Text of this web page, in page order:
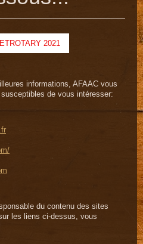
2021
informations, AFAAC vous
de vous intéresser:
du contenu des sites
les liens ci-dessus, vous